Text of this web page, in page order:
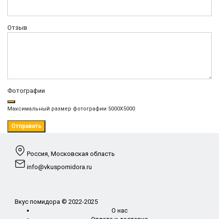
Отзыв
Фотографии
Максимальный размер фотографии 5000X5000
Отправить
Россия, Московская область
info@vkuspomidora.ru
Вкус помидора © 2022-2025
О нас